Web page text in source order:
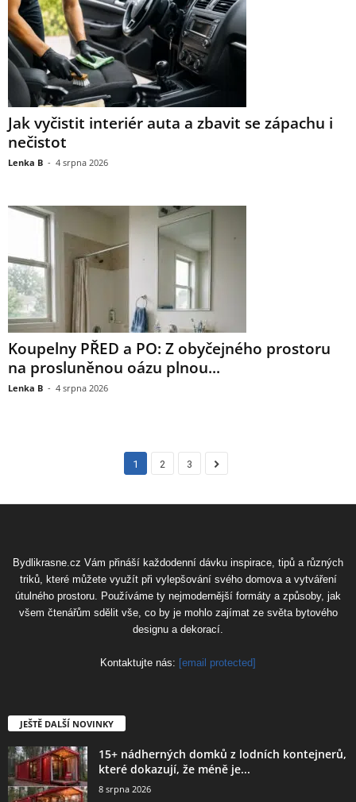
Jak vyčistit interiér auta a zbavit se zápachu i
nečistot
Lenka B - 4 srpna 2026
Koupelny PŘED a PO: Z obyčejného prostoru
na prosluněnou oázu plnou...
Lenka B - 4 srpna 2026
1 2 3
Bydlikrasne.cz Vám přináší každodenní dávku inspirace, tipů a různých
triků, které můžete využít při vylepšování svého domova a vytváření
útulného prostoru. Používáme ty nejmodernější formáty a způsoby, jak
všem čtenářům sdělit vše, co by je mohlo zajímat ze světa bytového
designu a dekorací.
Kontaktujte nás: [email protected]
JEŠTĚ DALŠÍ NOVINKY
15+ nádherných domků z lodních kontejnerů,
které dokazují, že méně je...
8 srpna 2026